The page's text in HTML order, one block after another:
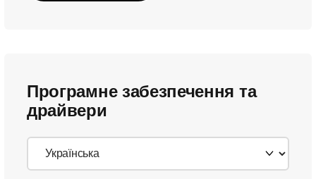
Програмне забезпечення та
драйвери